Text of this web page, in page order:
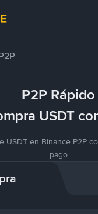
P2P Rápido
USDT
USDT en Binance P2P
pago